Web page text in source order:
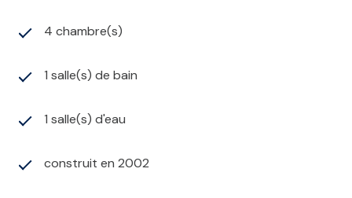
4 chambre(s)
1 salle(s) de bain
1 salle(s) d'eau
construit en 2002